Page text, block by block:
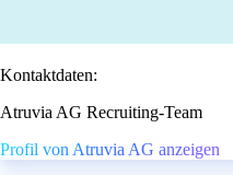
Kontaktdaten:
Atruvia AG Recruiting-Team
Profil von Atruvia AG anzeigen